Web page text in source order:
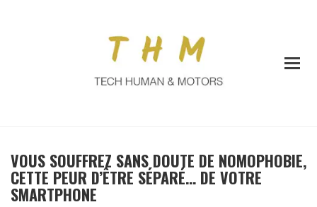
VOUS SOUFFREZ SANS DOUTE DE NOMOPHOBIE,
CETTE PEUR D’ÊTRE SÉPARÉ… DE VOTRE
SMARTPHONE